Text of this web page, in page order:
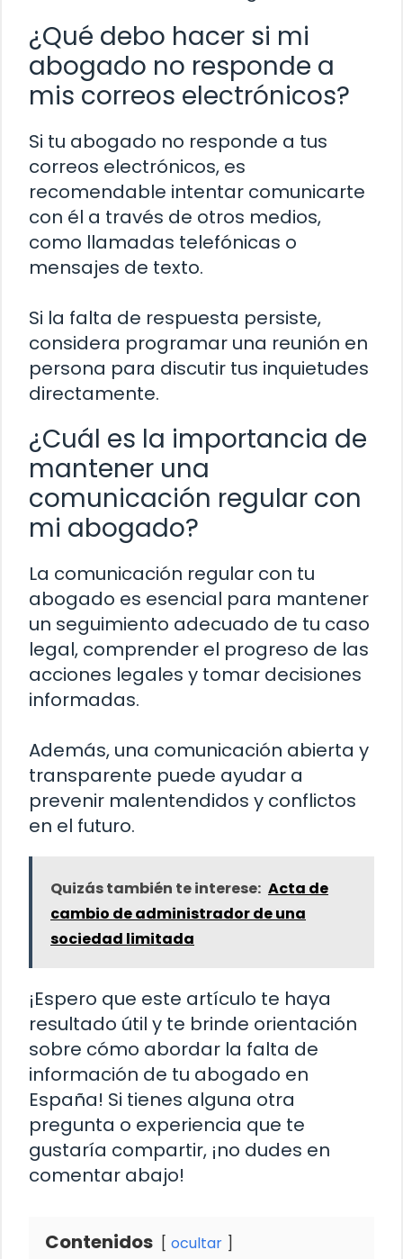
¿Qué debo hacer si mi
abogado no responde a
mis correos electrónicos?
Si tu abogado no responde a tus
correos electrónicos, es
recomendable intentar comunicarte
con él a través de otros medios,
como llamadas telefónicas o
mensajes de texto.
Si la falta de respuesta persiste,
considera programar una reunión en
persona para discutir tus inquietudes
directamente.
¿Cuál es la importancia de
mantener una
comunicación regular con
mi abogado?
La comunicación regular con tu
abogado es esencial para mantener
un seguimiento adecuado de tu caso
legal, comprender el progreso de las
acciones legales y tomar decisiones
informadas.
Además, una comunicación abierta y
transparente puede ayudar a
prevenir malentendidos y conflictos
en el futuro.
Quizás también te interese: Acta de
cambio de administrador de una
sociedad limitada
¡Espero que este artículo te haya
resultado útil y te brinde orientación
sobre cómo abordar la falta de
información de tu abogado en
España! Si tienes alguna otra
pregunta o experiencia que te
gustaría compartir, ¡no dudes en
comentar abajo!
Contenidos ocultar